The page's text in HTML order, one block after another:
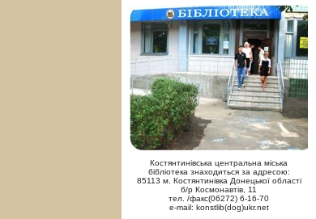
Костянтинівська центральна міська
бібліотека знаходиться за адресою:
85113 м. Костянтинівка Донецької області
б/р Космонавтів, 11
тел. /факс(06272) 6-16-70
e-mail: konstlib(dog)ukr.net